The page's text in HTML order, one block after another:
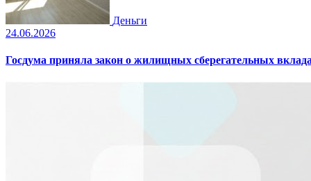
Деньги
24.06.2026
Госдума приняла закон о жилищных сберегательных